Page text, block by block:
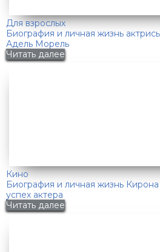
Для взрослых
Биография и личная жизнь
Адель Морель
Читать далее
Кино
Биография и личная жизнь
успех актера
Читать далее